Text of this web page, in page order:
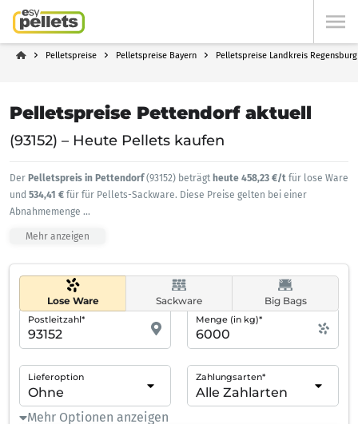
Pelletspreise Pelletspreise Bayern Pelletspreise Landkreis Regensburg
Pelletspreise Pettendorf aktuell
(93152) – Heute Pellets kaufen
Der Pelletspreis in Pettendorf(93152) beträgt heute 458,23 €/t für lose Ware
und 534,41 € für für Pellets-Sackware. Diese Preise gelten bei einer
Abnahmemenge ...
Mehr anzeigen
Lose Ware Sackware Big Bags
Postleitzahl* Menge (in kg)*
Lieferoption Zahlungsarten*
Mehr Optionen anzeigen